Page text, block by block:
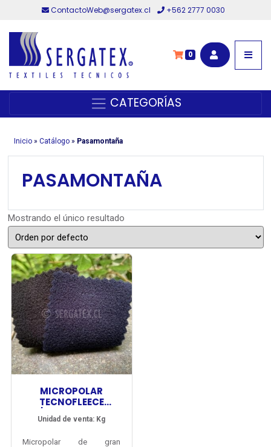
ContactoWeb@sergatex.cl +562 2777 0030
0
CATEGORÍAS
Inicio» Catálogo» Pasamontaña
PASAMONTAÑA
Mostrando el único resultado
MICROPOLAR
TECNOFLEECE
A/PILLING DOBLE
CARA
Unidad de venta: Kg
Micropolar de gran